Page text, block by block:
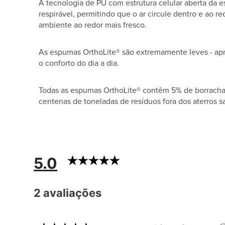
A tecnologia de PU com estrutura celular aberta da
respirável, permitindo que o ar circule dentro e ao
ambiente ao redor mais fresco.
As espumas OrthoLite® são extremamente leves -
o conforto do dia a dia.
Todas as espumas OrthoLite® contêm 5% de
centenas de toneladas de resíduos fora dos aterros
5.0
2 avaliações